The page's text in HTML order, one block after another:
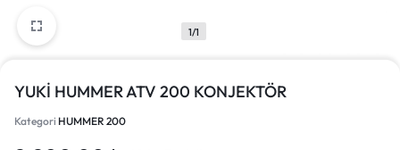
1/1
YUKİ HUMMER ATV 200 KONJEKTÖR
Kategori HUMMER 200